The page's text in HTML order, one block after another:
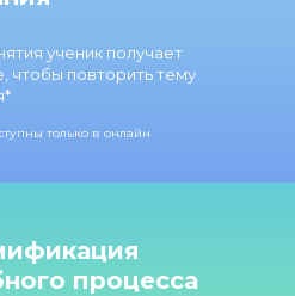
ученик получает
чтобы повторить тему
только в онлайн
процесса